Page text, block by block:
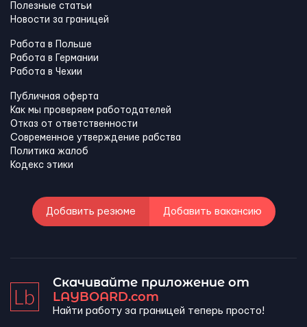
Полезные статьи
Новости за границей
Работа в Польше
Работа в Германии
Работа в Чехии
Публичная оферта
Как мы проверяем работодателей
Отказ от ответственности
Современное утверждение рабства
Политика жалоб
Кодекс этики
Добавить резюме Добавить вакансию
Скачивайте приложение от
LAYBOARD.com
Найти работу за границей теперь просто!